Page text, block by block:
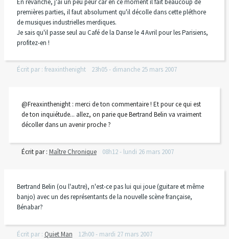
premières parties, il faut absolument qu'il décolle dans cette pléthore
de musiques industrielles merdiques.
Je sais qu'il passe seul au Café de la Danse le 4 Avril pour les Parisiens,
profitez-en !
Écrit par : freaxinthenight 23h05- dimanche 25 mars 2007
@Freaxinthenight : merci de ton commentaire ! Et pour ce qui est
de ton inquiétude... allez, on parie que Bertrand Belin va vraiment
décoller dans un avenir proche ?
Écrit par : Maître Chronique 08h12- lundi 26 mars 2007
Bertrand Belin (ou l'autre), n'est-ce pas lui qui joue (guitare et même
banjo) avec un des représentants de la nouvelle scène française,
Bénabar?
Écrit par : Quiet Man 12h00- mardi 27 mars 2007